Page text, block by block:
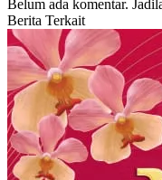
Belum ada komentar.
Berita Terkait